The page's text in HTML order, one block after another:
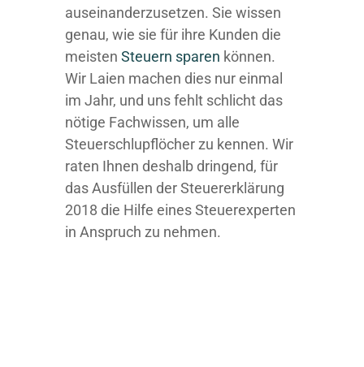
auseinanderzusetzen. Sie wissen
genau, wie sie für ihre Kunden die
meisten Steuern sparen können.
Wir Laien machen dies nur einmal
im Jahr, und uns fehlt schlicht das
nötige Fachwissen, um alle
Steuerschlupflöcher zu kennen. Wir
raten Ihnen deshalb dringend, für
das Ausfüllen der Steuererklärung
2018 die Hilfe eines Steuerexperten
in Anspruch zu nehmen.